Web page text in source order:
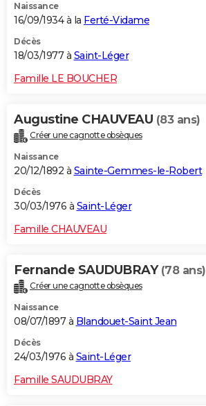
Naissance
16/09/1934 à la Ferté-Vidame
Décès
18/03/1977 à Saint-Léger
Famille LE BOUCHER
Augustine CHAUVEAU (83 ans)
Créer une cagnotte obsèques
Naissance
20/12/1892 à Sainte-Gemmes-le-Robert
Décès
30/03/1976 à Saint-Léger
Famille CHAUVEAU
Fernande SAUDUBRAY (78 ans)
Créer une cagnotte obsèques
Naissance
08/07/1897 à Blandouet-Saint Jean
Décès
24/03/1976 à Saint-Léger
Famille SAUDUBRAY